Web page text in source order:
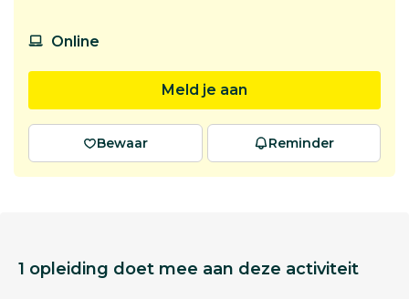
Online
Meld je aan
Bewaar Reminder
1 opleiding doet mee aan deze activiteit